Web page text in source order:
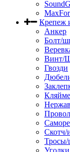
Крепеж
Анкер
Болт/
Винт/
Гвозди
Скотч/
Тросы/